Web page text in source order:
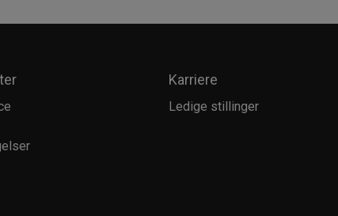
Karriere
Ledige stillinger